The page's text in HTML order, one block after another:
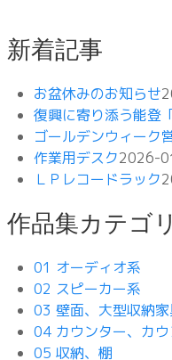
新着記事
お盆休みのお知らせ
復興に寄り添う能登
ゴールデンウィーク
作業用デスク2026-
ＬＰレコードラック
作品集カテゴリ
01 オーディオ系
02 スピーカー系
03 壁面、大型収納家
04 カウンター、カ
05 収納、棚